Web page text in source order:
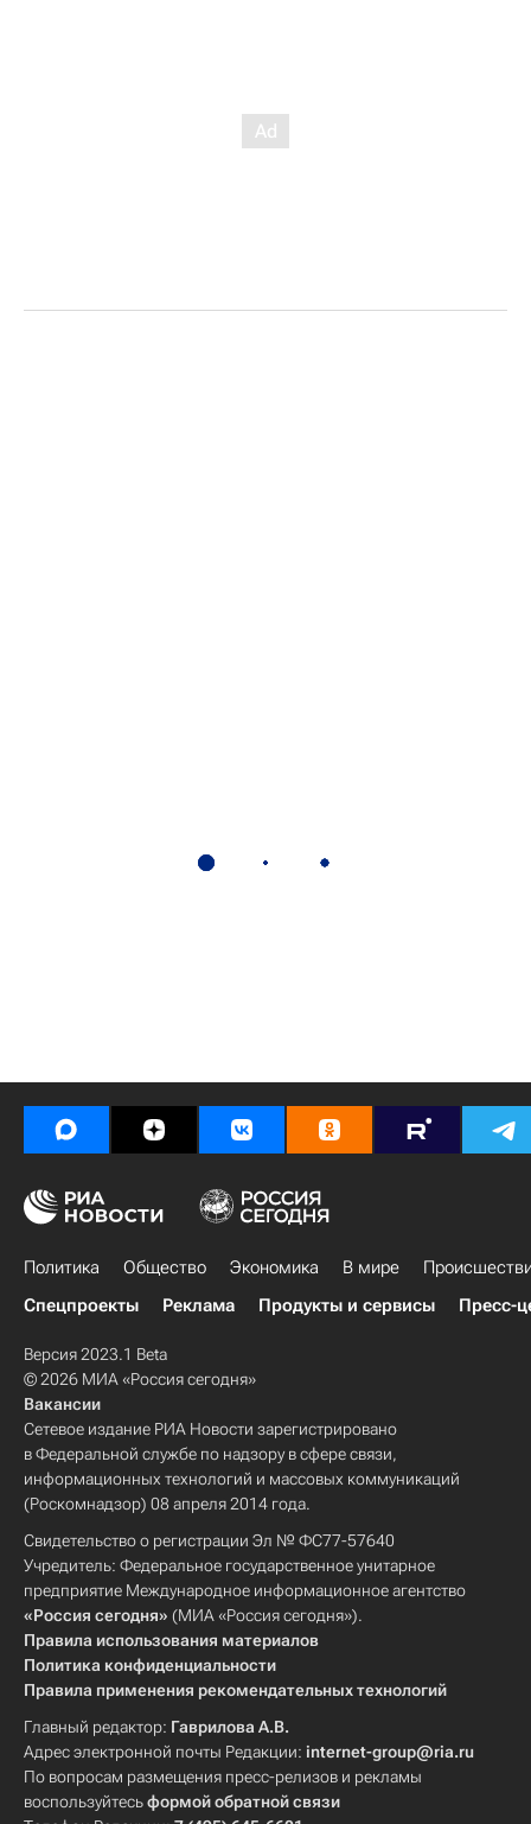
Политика Общество Экономика В мире
Спецпроекты
Реклама Продукты и сервисы Пресс-
Версия 2023.1 Beta
© 2026 МИА «Россия сегодня»
Вакансии
Сетевое издание РИА Новости зарегистрировано
в Федеральной службе по надзору в сфере связи,
информационных технологий и массовых коммуникаций
(Роскомнадзор) 08 апреля 2014 года.
Свидетельство о регистрации Эл № ФС77-57640
Учредитель: Федеральное государственное унитарное
предприятие Международное информационное агентство
«Россия сегодня» (МИА «Россия сегодня»).
Правила использования материалов
Политика конфиденциальности
Правила применения рекомендательных технологий
Главный редактор: Гаврилова А.В.
Адрес электронной почты Редакции: internet-group@ria.ru
По вопросам размещения пресс-релизов и рекламы
воспользуйтесьформой обратной связи